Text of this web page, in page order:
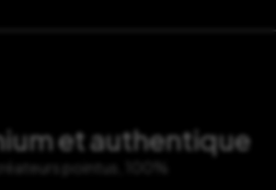
et authentique
pointus, 100%